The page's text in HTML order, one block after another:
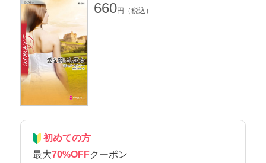
660円（税込）
初めての方
最大70%OFFクーポン